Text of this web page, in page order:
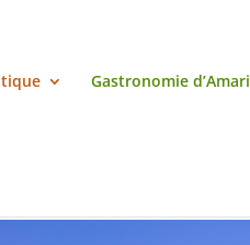
Gastronomie d’Amari